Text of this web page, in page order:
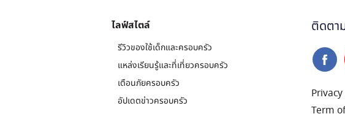
ไลฟ์สไตล์
รีวิวของใช้เด็กและครอบครัว
แหล่งเรียนรู้และที่เที่ยวครอบครัว
เตือนภัยครอบครัว
อัปเดตข่าวครอบครัว
ติดตา
Term